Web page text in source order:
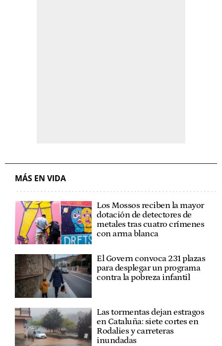
MÁS EN VIDA
Los Mossos reciben la mayor
dotación de detectores de
metales tras cuatro crímenes
con arma blanca
El Govern convoca 231 plazas
para desplegar un programa
contra la pobreza infantil
Las tormentas dejan estragos
en Cataluña: siete cortes en
Rodalies y carreteras
inundadas